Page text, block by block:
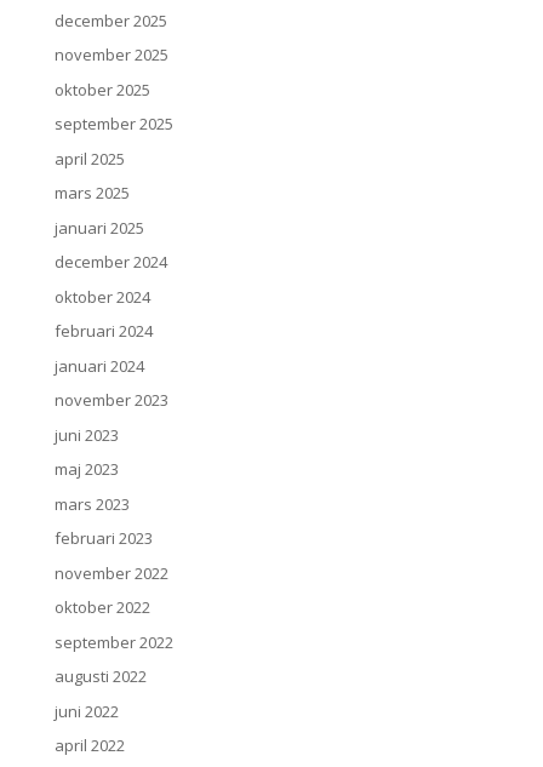
december 2025
november 2025
oktober 2025
september 2025
april 2025
mars 2025
januari 2025
december 2024
oktober 2024
februari 2024
januari 2024
november 2023
juni 2023
maj 2023
mars 2023
februari 2023
november 2022
oktober 2022
september 2022
augusti 2022
juni 2022
april 2022